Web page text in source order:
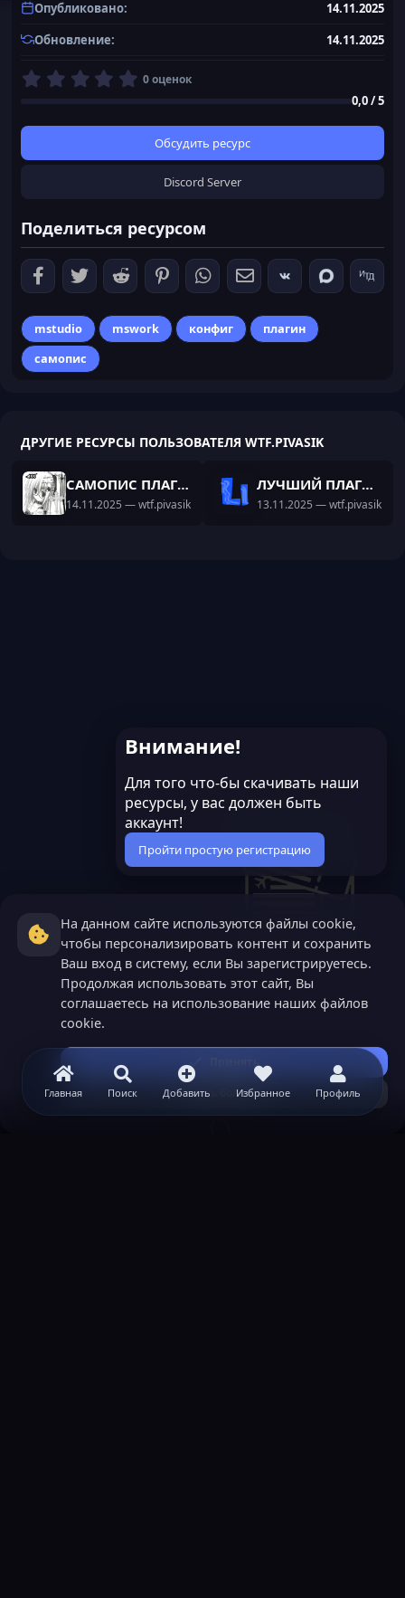
Главная Поиск Добавить Избранное Профиль
Опубликовано
14.11.2025
Обновление
14.11.2025
0
0
в
0 оценок
0,0 / 5
Обсудить ресурс
Discord Server
Поделиться ресурсом
mstudio mswork конфиг
плагин
самопис
ДРУГИЕ РЕСУРСЫ ПОЛЬЗОВАТЕЛЯ WTF.PIVASIK
САМОПИС ПЛАГИН НА АВТОРЕСТАРТ КАК НА РВ!
14.11.2025 — wtf.pivasik
ЛУЧШИЙ ПЛАГИН НА ANTICMDS УЖЕ С НАСТРОЕНЫМ КОНФИГОМ! НА 1.16.5
13.11.2025 — wtf.pivasik
Внимание!
Для того что-бы скачивать наши
ресурсы, у вас должен быть
аккаунт!
Пройти простую регистрацию
На данном сайте используются файлы cookie,
чтобы персонализировать контент и сохранить
Ваш вход в систему, если Вы зарегистрируетесь.
Продолжая использовать этот сайт, Вы
соглашаетесь на использование наших файлов
cookie.
Принять
Узнать больше...